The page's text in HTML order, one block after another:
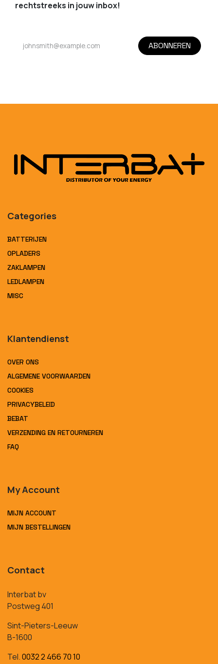
rechtstreeks in jouw inbox!
ABONNEREN
Categories
BATTERIJEN
OPLADERS
ZAKLAMPEN
LEDLAMPEN
MISC
Klantendienst
OVER ONS
ALGEMENE VOORWAARDEN
COOKIES
PRIVACYBELEID
BEBAT
VERZENDING EN RETOURNEREN
FAQ
My Account
MIJN ACCOUNT
MIJN BESTELLINGEN
Contact
Interbat bv
Postweg 401
Sint-Pieters-Leeuw
B-1600
Tel.0032 2 466 70 10